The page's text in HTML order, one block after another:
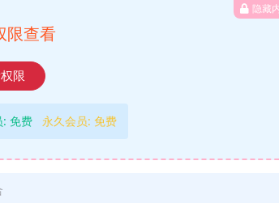
隐藏
限查看
限
: 免费 永久会员: 免费